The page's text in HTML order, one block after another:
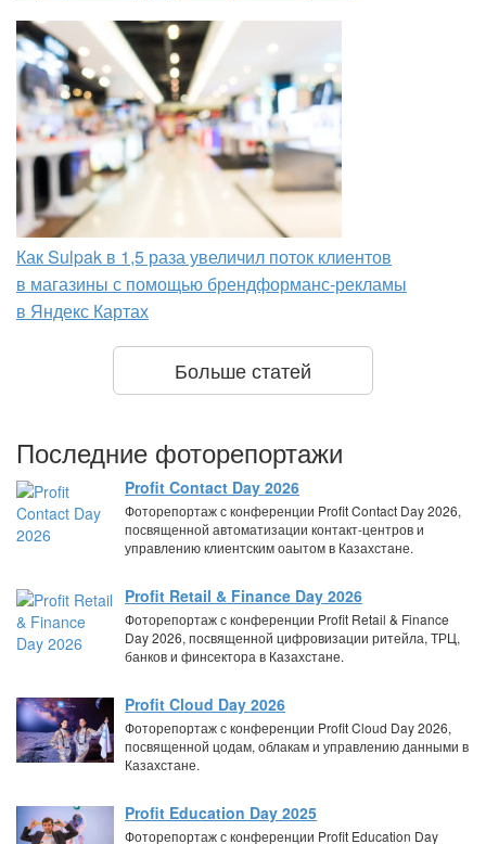
Как Sulpak в 1,5 раза увеличил поток клиентов
в магазины с помощью брендформанс-рекламы
в Яндекс Картах
Больше статей
Последние фоторепортажи
Profit Contact Day 2026
Фоторепортаж с конференции Profit Contact Day 2026,
посвященной автоматизации контакт-центров и
управлению клиентским оаытом в Казахстане.
Profit Retail & Finance Day 2026
Фоторепортаж с конференции Profit Retail & Finance
Day 2026, посвященной цифровизации ритейла, ТРЦ,
банков и финсектора в Казахстане.
Profit Cloud Day 2026
Фоторепортаж с конференции Profit Cloud Day 2026,
посвященной цодам, облакам и управлению данными в
Казахстане.
Profit Education Day 2025
Фоторепортаж с конференции Profit Education Day